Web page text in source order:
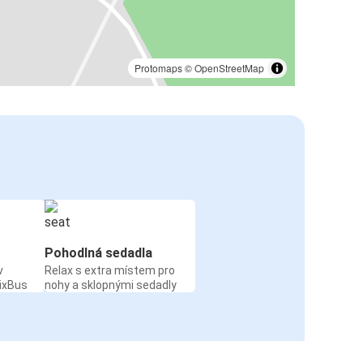
Protomaps©OpenStreetMap
Pohodlná sedadla
Relax s extra místem pro
nohy a sklopnými sedadly